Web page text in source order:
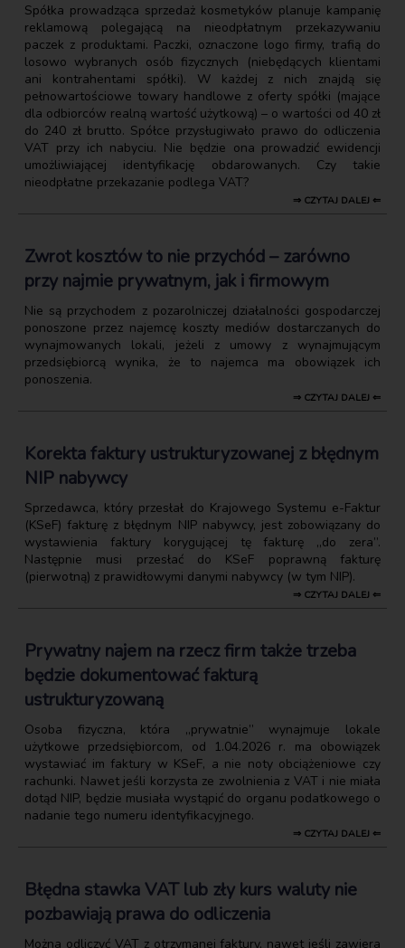
Spółka prowadząca sprzedaż kosmetyków planuje kampanię
reklamową polegającą na nieodpłatnym przekazywaniu
paczek z produktami. Paczki, oznaczone logo firmy, trafią do
losowo wybranych osób fizycznych (niebędących klientami
ani kontrahentami spółki). W każdej z nich znajdą się
pełnowartościowe towary handlowe z oferty spółki (mające
dla odbiorców realną wartość użytkową) – o wartości od 40 zł
do 240 zł brutto. Spółce przysługiwało prawo do odliczenia
VAT przy ich nabyciu. Nie będzie ona prowadzić ewidencji
umożliwiającej identyfikację obdarowanych. Czy takie
nieodpłatne przekazanie podlega VAT?
⇒ CZYTAJ DALEJ ⇐
Zwrot kosztów to nie przychód – zarówno
przy najmie prywatnym, jak i firmowym
Nie są przychodem z pozarolniczej działalności gospodarczej
ponoszone przez najemcę koszty mediów dostarczanych do
wynajmowanych lokali, jeżeli z umowy z wynajmującym
przedsiębiorcą wynika, że to najemca ma obowiązek ich
ponoszenia.
⇒ CZYTAJ DALEJ ⇐
Korekta faktury ustrukturyzowanej z błędnym
NIP nabywcy
Sprzedawca, który przesłał do Krajowego Systemu e-Faktur
(KSeF) fakturę z błędnym NIP nabywcy, jest zobowiązany do
wystawienia faktury korygującej tę fakturę „do zera”.
Następnie musi przesłać do KSeF poprawną fakturę
(pierwotną) z prawidłowymi danymi nabywcy (w tym NIP).
⇒ CZYTAJ DALEJ ⇐
Prywatny najem na rzecz firm także trzeba
będzie dokumentować fakturą
ustrukturyzowaną
Osoba fizyczna, która „prywatnie” wynajmuje lokale
użytkowe przedsiębiorcom, od 1.04.2026 r. ma obowiązek
wystawiać im faktury w KSeF, a nie noty obciążeniowe czy
rachunki. Nawet jeśli korzysta ze zwolnienia z VAT i nie miała
dotąd NIP, będzie musiała wystąpić do organu podatkowego o
nadanie tego numeru identyfikacyjnego.
⇒ CZYTAJ DALEJ ⇐
Błędna stawka VAT lub zły kurs waluty nie
pozbawiają prawa do odliczenia
Można odliczyć VAT z otrzymanej faktury, nawet jeśli zawiera